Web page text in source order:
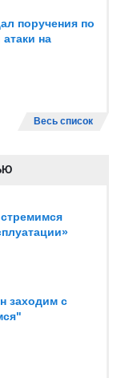
поручения по
на
Весь список
заходим с